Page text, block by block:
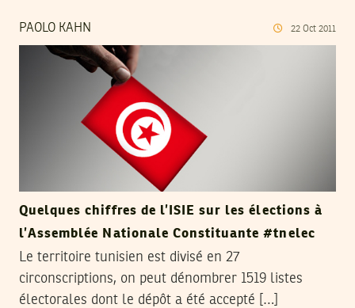
PAOLO KAHN 22 Oct 2011
Quelques chiffres de l’ISIE sur les élections à
l’Assemblée Nationale Constituante #tnelec
Le territoire tunisien est divisé en 27
circonscriptions, on peut dénombrer 1519 listes
électorales dont le dépôt a été accepté […]